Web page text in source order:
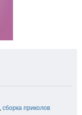
сборка приколов